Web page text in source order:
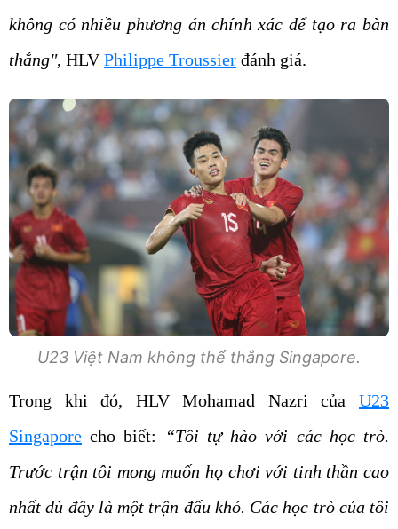
không có nhiều phương án chính xác để tạo ra bàn
thắng", HLVPhilippe Troussier đánh giá.
U23 Việt Nam không thể thắng Singapore.
Trong khi đó, HLV Mohamad Nazri của U23
Singapore cho biết:
“Tôi tự hào với các học trò.
Trước trận tôi mong muốn họ chơi với tinh thần cao
nhất dù đây là một trận đấu khó. Các học trò của tôi